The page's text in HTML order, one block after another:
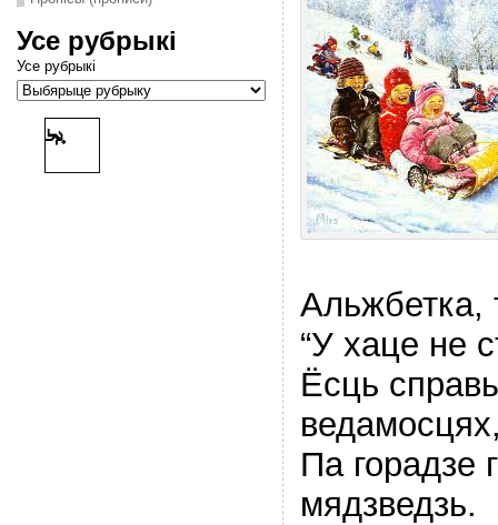
Усе рубрыкі
Усе рубрыкі
Альжбетка,
“У хаце не
Ёсць
Па горадзе
мядзведзь.